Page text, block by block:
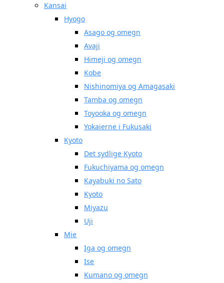
Kansai
Hyogo
Asago og omegn
Avaji
Himeji og omegn
Kobe
Nishinomiya og Amagasaki
Tamba og omegn
Toyooka og omegn
Yokaierne i Fukusaki
Kyoto
Det sydlige Kyoto
Fukuchiyama og omegn
Kayabuki no Sato
Kyoto
Miyazu
Uji
Mie
Iga og omegn
Ise
Kumano og omegn